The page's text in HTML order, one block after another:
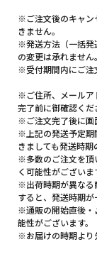
※ご注文後のキャン
きません。
※発送方法（一括発
の変更は承れません。
※受付期間内にご注
※ご住所、メールア
完了前に御確認くだ
※ご注文完了後に画
※上記の発送予定期
きましても発送時期
※多数のご注文を頂
く可能性がございま
※出荷時期が異なる
すると、発送時期が
※通販の開始直後・
能性がございます。
※お届けの時期より